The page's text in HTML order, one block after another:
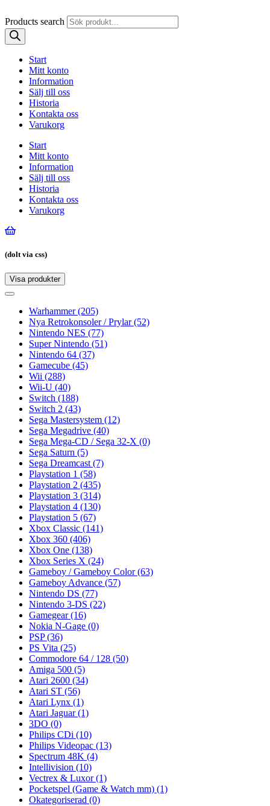
Products search
Start
Mitt konto
Information
Sälj till oss
Historia
Kontakta oss
Varukorg
Start
Mitt konto
Information
Sälj till oss
Historia
Kontakta oss
Varukorg
(dolt via css)
Visa produkter
Toggle
Toggle
navigationWarhammer(205)
Nya Retrokonsoler / Prylar(52)
Nintendo NES (77)
Super Nintendo (51)
Nintendo 64 (37)
Gamecube (45)
Wii (288)
Wii-U (40)
Switch (188)
Switch 2 (43)
Sega Mastersystem (12)
Sega Megadrive (40)
Sega Mega-CD / Sega 32-X (0)
Sega Saturn (5)
Sega Dreamcast (7)
Playstation 1 (58)
Playstation 2 (435)
Playstation 3 (314)
Playstation 4 (130)
Playstation 5 (67)
Xbox Classic (141)
Xbox 360 (406)
Xbox One (138)
Xbox Series X (24)
Gameboy / Gameboy Color(63)
Gameboy Advance (57)
Nintendo DS (77)
Nintendo 3-DS (22)
Gamegear(16)
Nokia N-Gage (0)
PSP(36)
PS Vita (25)
Commodore 64 / 128 (50)
Amiga 500 (5)
Atari 2600 (34)
Atari ST (56)
Atari Lynx (1)
Atari Jaguar(1)
3DO (0)
Philips CDi (10)
Philips Videopac (13)
Spectrum 48K (4)
Intellivision (10)
Vectrex & Luxor(1)
Pocketspel (Game & Watch mm) (1)
Okategoriserad (0)